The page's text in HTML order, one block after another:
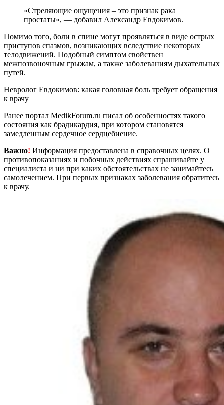
«Стреляющие ощущения – это признак рака
простаты», — добавил Александр Евдокимов.
Помимо того, боли в спине могут проявляться в виде острых
приступов спазмов, возникающих вследствие некоторых
телодвижений. Подобный симптом свойствен
межпозвоночным грыжам, а также заболеваниям дыхательных
путей.
Невролог Евдокимов: какая головная боль требует обращения
к врачу
Ранее портал MedikForum.ru писал об особенностях такого
состояния как брадикардия, при котором становятся
замедленным сердечное сердцебиение.
Важно! Информация предоставлена в справочных целях. О
противопоказаниях и побочных действиях спрашивайте у
специалиста и ни при каких обстоятельствах не занимайтесь
самолечением. При первых признаках заболевания обратитесь
к врачу.